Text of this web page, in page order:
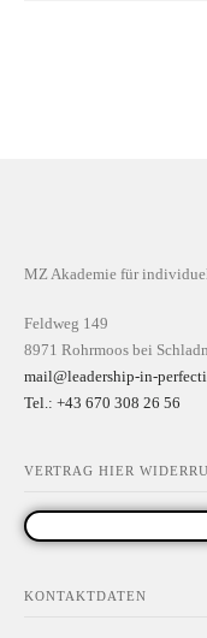
MZ Akademie für
Feldweg 149
8971 Rohrmoos bei
mail@leadership-in-
Tel.: +43 670 308 26 56
VERTRAG HIER
KONTAKTDATEN